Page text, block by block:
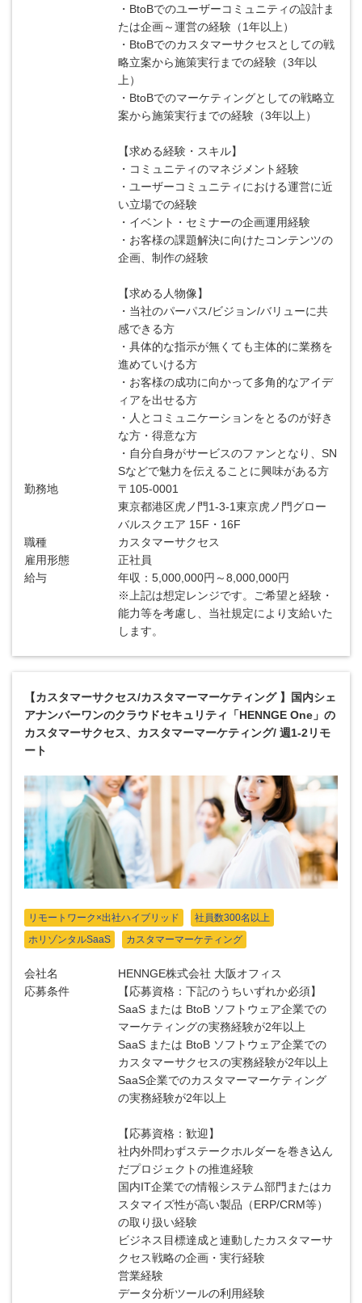
・BtoBでのユーザーコミュニティの設計ま
たは企画～運営の経験（1年以上）
・BtoBでのカスタマーサクセスとしての戦
略立案から施策実行までの経験（3年以
上）
・BtoBでのマーケティングとしての戦略立
案から施策実行までの経験（3年以上）
【求める経験・スキル】
・コミュニティのマネジメント経験
・ユーザーコミュニティにおける運営に近
い立場での経験
・イベント・セミナーの企画運用経験
・お客様の課題解決に向けたコンテンツの
企画、制作の経験
【求める人物像】
・当社のパーパス/ビジョン/バリューに共
感できる方
・具体的な指示が無くても主体的に業務を
進めていける方
・お客様の成功に向かって多角的なアイデ
ィアを出せる方
・人とコミュニケーションをとるのが好き
な方・得意な方
・自分自身がサービスのファンとなり、SN
Sなどで魅力を伝えることに興味がある方
勤務地
〒105-0001
東京都港区虎ノ門1-3-1東京虎ノ門グロー
バルスクエア 15F・16F
職種
カスタマーサクセス
雇用形態
正社員
給与
年収：5,000,000円～8,000,000円
※上記は想定レンジです。ご希望と経験・
能力等を考慮し、当社規定により支給いた
します。
【カスタマーサクセス/カスタマーマーケティング 】国内シェ
アナンバーワンのクラウドセキュリティ「HENNGE One」の
カスタマーサクセス、カスタマーマーケティング/ 週1-2リモ
ート
リモートワーク×出社ハイブリッド
社員数300名以上
ホリゾンタルSaaS
カスタマーマーケティング
会社名
HENNGE株式会社 大阪オフィス
応募条件
【応募資格：下記のうちいずれか必須】
SaaS または BtoB ソフトウェア企業での
マーケティングの実務経験が2年以上
SaaS または BtoB ソフトウェア企業での
カスタマーサクセスの実務経験が2年以上
SaaS企業でのカスタマーマーケティング
の実務経験が2年以上
【応募資格：歓迎】
社内外問わずステークホルダーを巻き込ん
だプロジェクトの推進経験
国内IT企業での情報システム部門またはカ
スタマイズ性が高い製品（ERP/CRM等）
の取り扱い経験
ビジネス目標達成と連動したカスタマーサ
クセス戦略の企画・実行経験
営業経験
データ分析ツールの利用経験